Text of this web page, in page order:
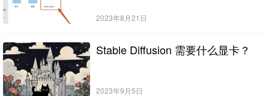
2023年8月21日
Stable Diffusion 需要什么显卡？
2023年9月5日